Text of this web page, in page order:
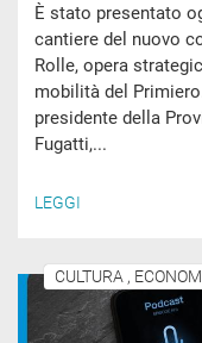
È stato presentato
cantiere del nuovo
Rolle, opera
mobilità del
presidente della
Fugatti,...
LEGGI
CULTURA ,